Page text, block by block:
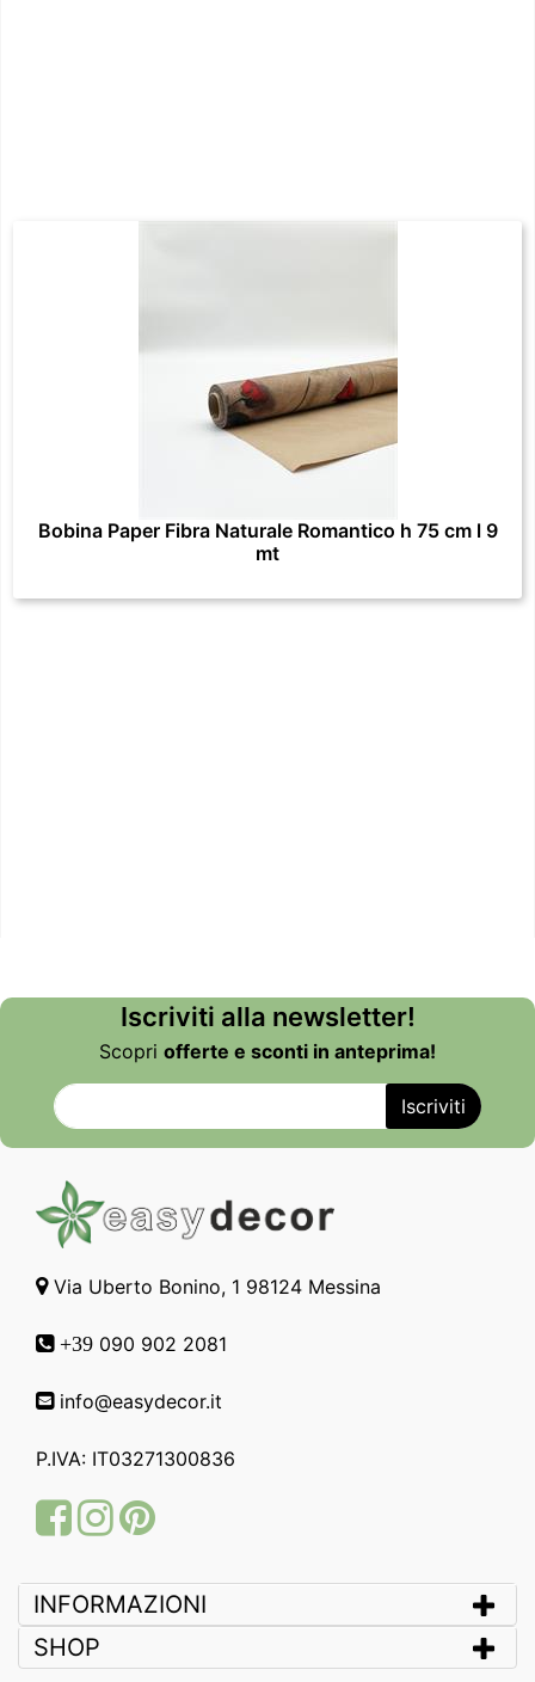
Bobina Paper Fibra Naturale Romantico h 75 cm l 9
mt
Iscriviti alla newsletter!
Scopri offerte e sconti in anteprima!
Via Uberto Bonino, 1 98124 Messina
+39 090 902 2081
info@easydecor.it
P.IVA: IT03271300836
FacebookInstagram
Pinterest
INFORMAZIONI
SHOP